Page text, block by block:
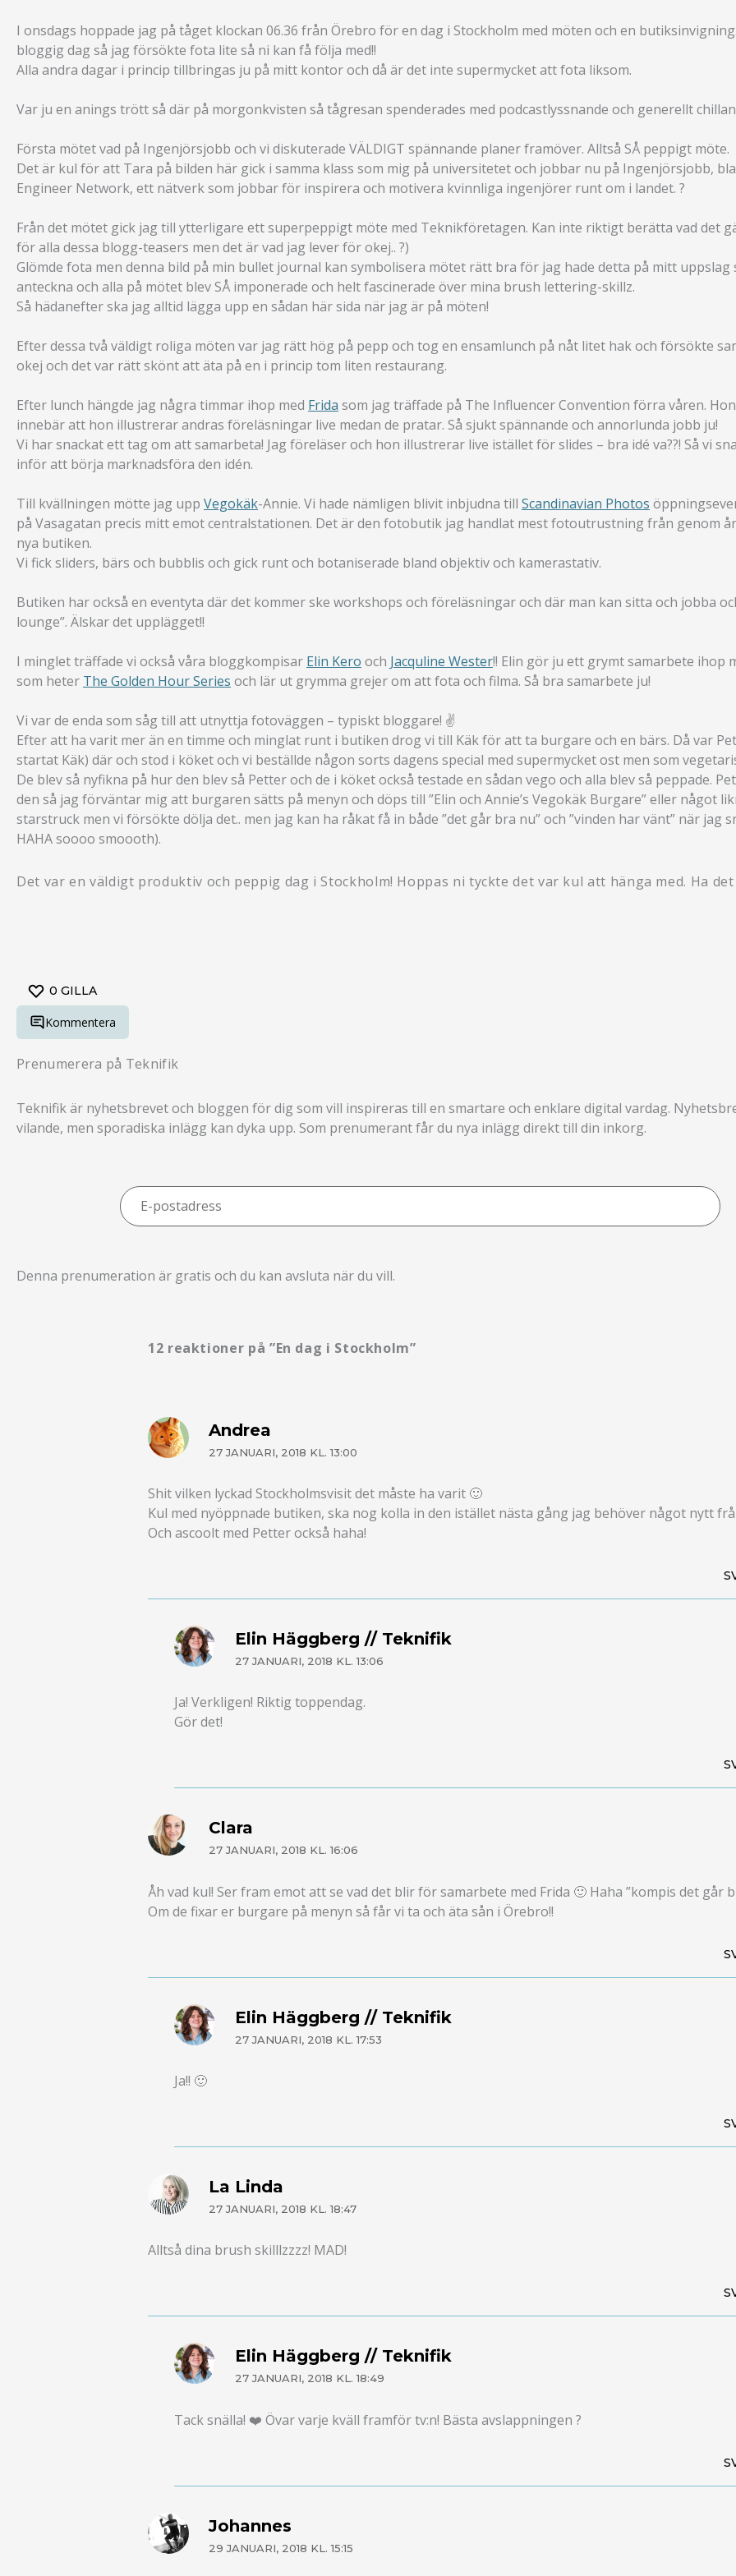
I onsdags hoppade jag på tåget klockan 06.36 från Örebro för en dag i Stockholm med möten och en
bloggig dag så jag försökte fota lite så ni kan få följa med!!
Alla andra dagar i princip tillbringas ju på mitt kontor och då är det inte supermycket att fota liksom.
Var ju en anings trött så där på morgonkvisten så tågresan spenderades med podcastlyssnande och generellt
Första mötet vad på Ingenjörsjobb och vi diskuterade VÄLDIGT spännande planer framöver. Alltså SÅ peppigt möte.
Det är kul för att Tara på bilden här gick i samma klass som mig på universitetet och jobbar nu på Ingenjörsjobb,
Engineer Network, ett nätverk som jobbar för inspirera och motivera kvinnliga ingenjörer runt om i landet. ?
Från det mötet gick jag till ytterligare ett superpeppigt möte med Teknikföretagen. Kan inte riktigt berätta vad det
för alla dessa blogg-teasers men det är vad jag lever för okej.. ?)
Glömde fota men denna bild på min bullet journal kan symbolisera mötet rätt bra för jag hade detta på mitt uppslag
anteckna och alla på mötet blev SÅ imponerade och helt fascinerade över mina brush lettering-skillz.
Så hädanefter ska jag alltid lägga upp en sådan här sida när jag är på möten!
Efter dessa två väldigt roliga möten var jag rätt hög på pepp och tog en ensamlunch på nåt litet hak och försökte
okej och det var rätt skönt att äta på en i princip tom liten restaurang.
Efter lunch hängde jag några timmar ihop med Frida som jag träffade på The Influencer Convention förra våren.
innebär att hon illustrerar andras föreläsningar live medan de pratar. Så sjukt spännande och annorlunda jobb ju!
Vi har snackat ett tag om att samarbeta! Jag föreläser och hon illustrerar live istället för slides – bra idé va??! Så vi
inför att börja marknadsföra den idén.
Till kvällningen mötte jag upp Vegokäk-Annie. Vi hade nämligen blivit inbjudna till Scandinavian Photos
på Vasagatan precis mitt emot centralstationen. Det är den fotobutik jag handlat mest fotoutrustning från genom
nya butiken.
Vi fick sliders, bärs och bubblis och gick runt och botaniserade bland objektiv och kamerastativ.
Butiken har också en eventyta där det kommer ske workshops och föreläsningar och där man kan sitta och jobba
lounge”. Älskar det upplägget!!
I minglet träffade vi också våra bloggkompisar Elin Kero och Jacquline Wester!! Elin gör ju ett grymt samarbete ihop
som heter The Golden Hour Series och lär ut grymma grejer om att fota och filma. Så bra samarbete ju!
Vi var de enda som såg till att utnyttja fotoväggen – typiskt bloggare! ✌️
Efter att ha varit mer än en timme och minglat runt i butiken drog vi till Käk för att ta burgare och en bärs. Då var
startat Käk) där och stod i köket och vi beställde någon sorts dagens special med supermycket ost men som
De blev så nyfikna på hur den blev så Petter och de i köket också testade en sådan vego och alla blev så peppade.
den så jag förväntar mig att burgaren sätts på menyn och döps till ”Elin och Annie’s Vegokäk Burgare” eller något
starstruck men vi försökte dölja det.. men jag kan ha råkat få in både ”det går bra nu” och ”vinden har vänt” när jag
HAHA soooo smoooth).
Det var en väldigt produktiv och peppig dag i Stockholm! Hoppas ni tyckte det var kul att hänga med. Ha det
0 GILLA
Kommentera
Prenumerera på Teknifik
Teknifik är nyhetsbrevet och bloggen för dig som vill inspireras till en smartare och enklare digital vardag.
vilande, men sporadiska inlägg kan dyka upp. Som prenumerant får du nya inlägg direkt till din inkorg.
E-
postadress
Denna prenumeration är gratis och du kan avsluta när du vill.
12 reaktioner på ”En dag i Stockholm”
Andrea
27 JANUARI, 2018 KL. 13:00
Shit vilken lyckad Stockholmsvisit det måste ha varit 🙂
Kul med nyöppnade butiken, ska nog kolla in den istället nästa gång jag behöver något nytt
Och ascoolt med Petter också haha!
Elin Häggberg // Teknifik
27 JANUARI, 2018 KL. 13:06
Ja! Verkligen! Riktig toppendag.
Gör det!
Clara
27 JANUARI, 2018 KL. 16:06
Åh vad kul! Ser fram emot att se vad det blir för samarbete med Frida 🙂 Haha ”kompis det går
Om de fixar er burgare på menyn så får vi ta och äta sån i Örebro!!
Elin Häggberg // Teknifik
27 JANUARI, 2018 KL. 17:53
Ja!! 🙂
La Linda
27 JANUARI, 2018 KL. 18:47
Alltså dina brush skilllzzzz! MAD!
Elin Häggberg // Teknifik
27 JANUARI, 2018 KL. 18:49
Tack snälla! ❤️ Övar varje kväll framför tv:n! Bästa avslappningen ?
Johannes
29 JANUARI, 2018 KL. 15:15